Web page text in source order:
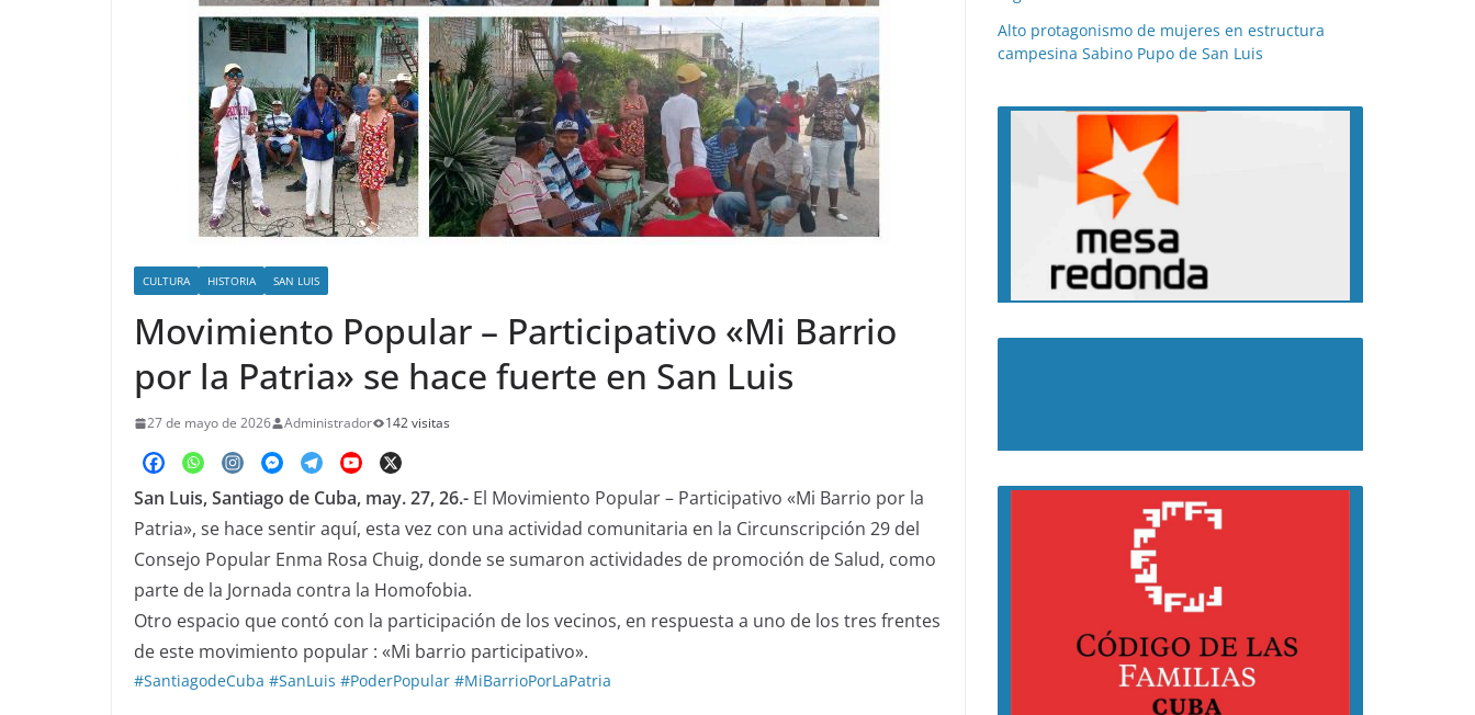
CULTURA HISTORIA SAN LUIS
Movimiento Popular – Participativo «Mi Barrio
por la Patria» se hace fuerte en San Luis
27 de mayo de 2026 Administrador 142 visitas
San Luis, Santiago de Cuba, may. 27, 26.- El Movimiento Popular – Participativo «Mi Barrio por la
Patria», se hace sentir aquí, esta vez con una actividad comunitaria en la Circunscripción 29 del
Consejo Popular Enma Rosa Chuig, donde se sumaron actividades de promoción de Salud, como
parte de la Jornada contra la Homofobia.
Otro espacio que contó con la participación de los vecinos, en respuesta a uno de los tres frentes
de este movimiento popular : «Mi barrio participativo».
#SantiagodeCuba #SanLuis #PoderPopular #MiBarrioPorLaPatria
Alto protagonismo de mujeres en estructura
campesina Sabino Pupo de San Luis